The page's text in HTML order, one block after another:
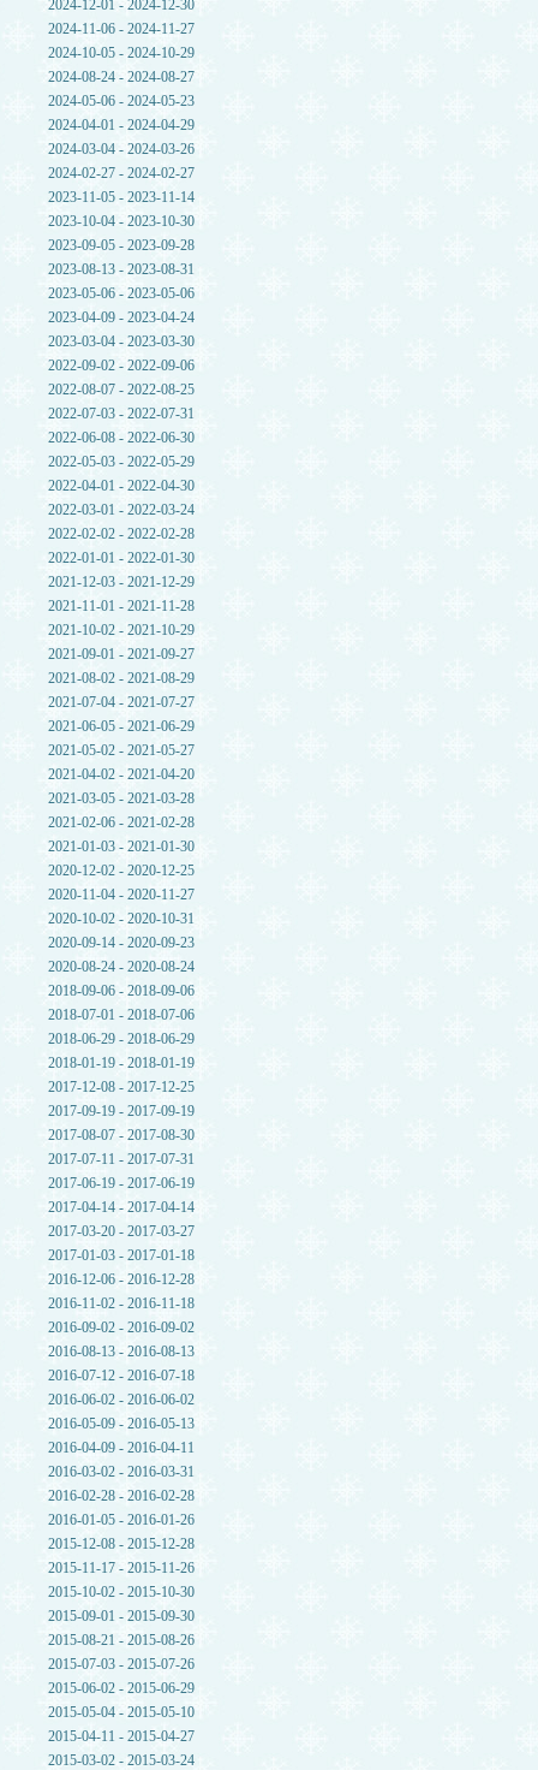
2024-12-01 - 2024-12-30
2024-11-06 - 2024-11-27
2024-10-05 - 2024-10-29
2024-08-24 - 2024-08-27
2024-05-06 - 2024-05-23
2024-04-01 - 2024-04-29
2024-03-04 - 2024-03-26
2024-02-27 - 2024-02-27
2023-11-05 - 2023-11-14
2023-10-04 - 2023-10-30
2023-09-05 - 2023-09-28
2023-08-13 - 2023-08-31
2023-05-06 - 2023-05-06
2023-04-09 - 2023-04-24
2023-03-04 - 2023-03-30
2022-09-02 - 2022-09-06
2022-08-07 - 2022-08-25
2022-07-03 - 2022-07-31
2022-06-08 - 2022-06-30
2022-05-03 - 2022-05-29
2022-04-01 - 2022-04-30
2022-03-01 - 2022-03-24
2022-02-02 - 2022-02-28
2022-01-01 - 2022-01-30
2021-12-03 - 2021-12-29
2021-11-01 - 2021-11-28
2021-10-02 - 2021-10-29
2021-09-01 - 2021-09-27
2021-08-02 - 2021-08-29
2021-07-04 - 2021-07-27
2021-06-05 - 2021-06-29
2021-05-02 - 2021-05-27
2021-04-02 - 2021-04-20
2021-03-05 - 2021-03-28
2021-02-06 - 2021-02-28
2021-01-03 - 2021-01-30
2020-12-02 - 2020-12-25
2020-11-04 - 2020-11-27
2020-10-02 - 2020-10-31
2020-09-14 - 2020-09-23
2020-08-24 - 2020-08-24
2018-09-06 - 2018-09-06
2018-07-01 - 2018-07-06
2018-06-29 - 2018-06-29
2018-01-19 - 2018-01-19
2017-12-08 - 2017-12-25
2017-09-19 - 2017-09-19
2017-08-07 - 2017-08-30
2017-07-11 - 2017-07-31
2017-06-19 - 2017-06-19
2017-04-14 - 2017-04-14
2017-03-20 - 2017-03-27
2017-01-03 - 2017-01-18
2016-12-06 - 2016-12-28
2016-11-02 - 2016-11-18
2016-09-02 - 2016-09-02
2016-08-13 - 2016-08-13
2016-07-12 - 2016-07-18
2016-06-02 - 2016-06-02
2016-05-09 - 2016-05-13
2016-04-09 - 2016-04-11
2016-03-02 - 2016-03-31
2016-02-28 - 2016-02-28
2016-01-05 - 2016-01-26
2015-12-08 - 2015-12-28
2015-11-17 - 2015-11-26
2015-10-02 - 2015-10-30
2015-09-01 - 2015-09-30
2015-08-21 - 2015-08-26
2015-07-03 - 2015-07-26
2015-06-02 - 2015-06-29
2015-05-04 - 2015-05-10
2015-04-11 - 2015-04-27
2015-03-02 - 2015-03-24